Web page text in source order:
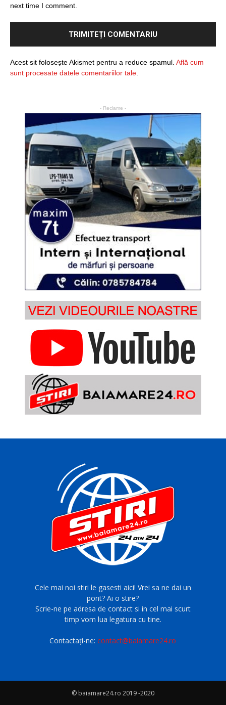
next time I comment.
Acest sit folosește Akismet pentru a reduce spamul. Află cum
sunt procesate datele comentariilor tale.
- Reclame -
Cele mai noi stiri le gasesti aici! Vrei sa ne dai un
pont? Ai o stire?
Scrie-ne pe adresa de contact si in cel mai scurt
timp vom lua legatura cu tine.
Contactați-ne:contact@baiamare24.ro
© baiamare24.ro 2019 -2020